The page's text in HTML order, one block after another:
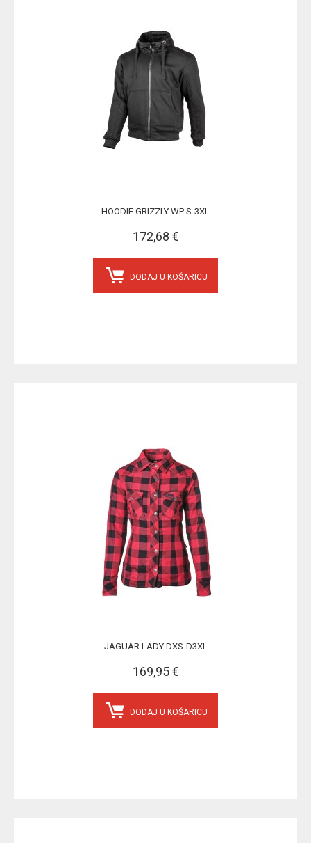
HOODIE GRIZZLY WP S-3XL
172,68 €
DODAJ U KOŠARICU
JAGUAR LADY DXS-D3XL
169,95 €
DODAJ U KOŠARICU